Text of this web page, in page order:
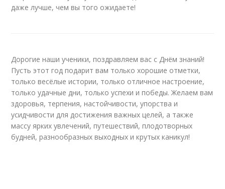
даже лучше, чем вы того ожидаете!
Дорогие наши ученики, поздравляем вас с Днём знаний!
Пусть этот год подарит вам только хорошие отметки,
только весёлые истории, только отличное настроение,
только удачные дни, только успехи и победы. Желаем вам
здоровья, терпения, настойчивости, упорства и
усидчивости для достижения важных целей, а также
массу ярких увлечений, путешествий, плодотворных
будней, разнообразных выходных и крутых каникул!